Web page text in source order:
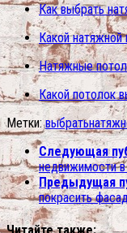
Как выбрать
Какой
Натяжные
Какой потолок
Метки: выбрать
Следующая
недвижимости в
Предыдущая
покрасить